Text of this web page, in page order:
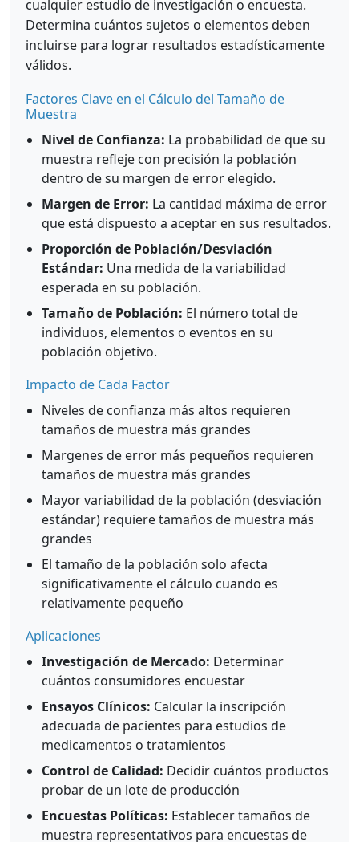
cualquier estudio de investigación o encuesta.
Determina cuántos sujetos o elementos deben
incluirse para lograr resultados estadísticamente
válidos.
Factores Clave en el Cálculo del Tamaño de
Muestra
Nivel de Confianza: La probabilidad de que su
muestra refleje con precisión la población
dentro de su margen de error elegido.
Margen de Error: La cantidad máxima de error
que está dispuesto a aceptar en sus resultados.
Proporción de Población/Desviación
Estándar: Una medida de la variabilidad
esperada en su población.
Tamaño de Población: El número total de
individuos, elementos o eventos en su
población objetivo.
Impacto de Cada Factor
Niveles de confianza más altos requieren
tamaños de muestra más grandes
Margenes de error más pequeños requieren
tamaños de muestra más grandes
Mayor variabilidad de la población (desviación
estándar) requiere tamaños de muestra más
grandes
El tamaño de la población solo afecta
significativamente el cálculo cuando es
relativamente pequeño
Aplicaciones
Investigación de Mercado: Determinar
cuántos consumidores encuestar
Ensayos Clínicos: Calcular la inscripción
adecuada de pacientes para estudios de
medicamentos o tratamientos
Control de Calidad: Decidir cuántos productos
probar de un lote de producción
Encuestas Políticas: Establecer tamaños de
muestra representativos para encuestas de